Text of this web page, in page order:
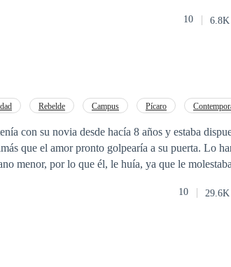
a su fallecida Leonora.
10 6.8K
Rebelde Campus Pícaro
con su novia desde hacía 8 años y estaba
que el amor pronto golpearía a su puerta. Lo
menor, por lo que él, le huía, ya que le
10